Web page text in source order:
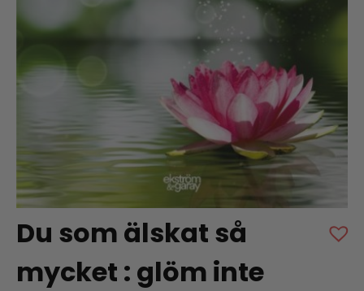
Du som älskat så
mycket : glöm inte